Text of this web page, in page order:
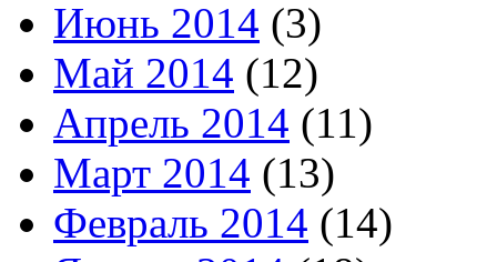
Июнь 2014 (3)
Май 2014 (12)
Апрель 2014 (11)
Март 2014 (13)
Февраль 2014 (14)